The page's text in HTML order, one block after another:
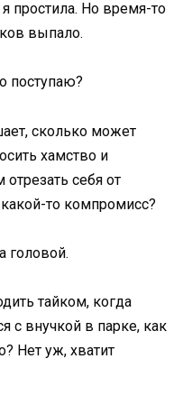
простила. Но время-то
выпало.
поступаю?
сколько может
хамство и
себя от
то компромисс?
головой.
тайком, когда
с внучкой в парке, как
Нет уж, хватит